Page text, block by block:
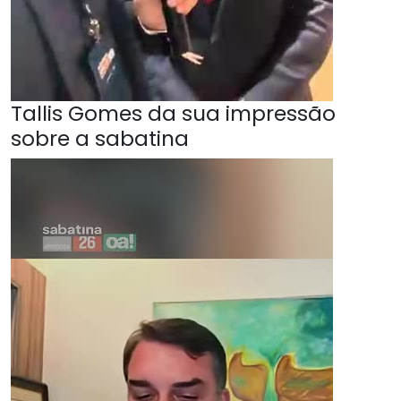
Tallis Gomes da sua impressão
sobre a sabatina